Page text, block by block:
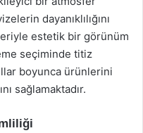
dayanıklılığını
estetik bir görünüm
seçiminde titiz
boyunca ürünlerini
sağlamaktadır.